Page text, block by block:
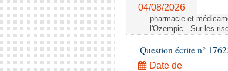
04/08/2026
pharmacie et
l'Ozempic - Sur les
Question écrite n°
Date de